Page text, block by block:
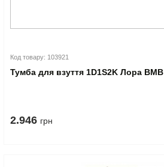
Код товару: 103921
Тумба для взуття 1D1S2K Лора ВМВ
2.946 грн